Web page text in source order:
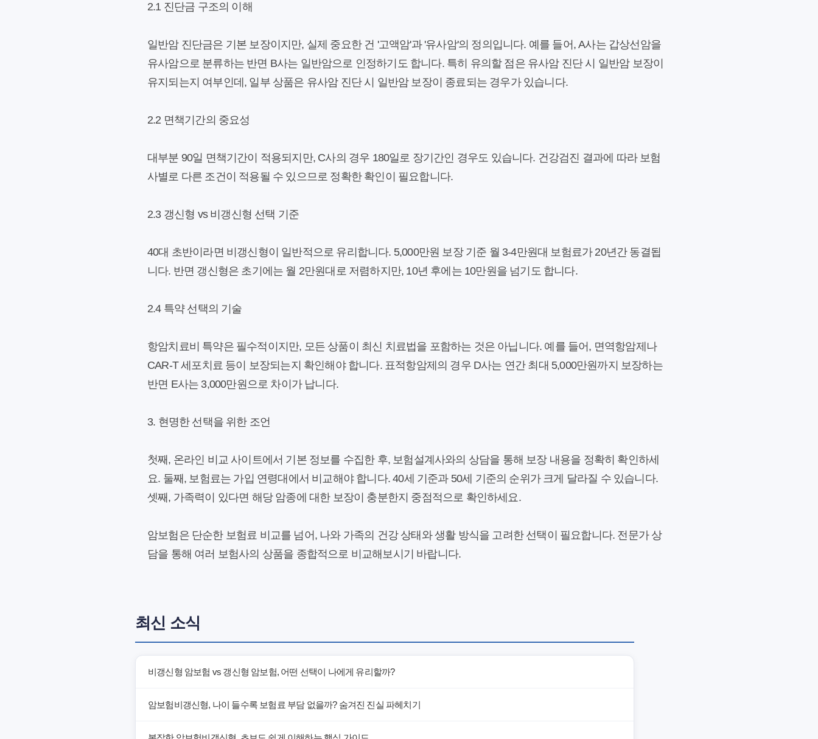
2.1 진단금 구조의 이해
일반암 진단금은 기본 보장이지만, 실제 중요한 건 '고액암'과 '유사암'의 정의입니다. 예를 들어, A사는 갑상선암을
유사암으로 분류하는 반면 B사는 일반암으로 인정하기도 합니다. 특히 유의할 점은 유사암 진단 시 일반암 보장이
유지되는지 여부인데, 일부 상품은 유사암 진단 시 일반암 보장이 종료되는 경우가 있습니다.
2.2 면책기간의 중요성
대부분 90일 면책기간이 적용되지만, C사의 경우 180일로 장기간인 경우도 있습니다. 건강검진 결과에 따라 보험
사별로 다른 조건이 적용될 수 있으므로 정확한 확인이 필요합니다.
2.3 갱신형 vs 비갱신형 선택 기준
40대 초반이라면 비갱신형이 일반적으로 유리합니다. 5,000만원 보장 기준 월 3-4만원대 보험료가 20년간 동결됩
니다. 반면 갱신형은 초기에는 월 2만원대로 저렴하지만, 10년 후에는 10만원을 넘기도 합니다.
2.4 특약 선택의 기술
항암치료비 특약은 필수적이지만, 모든 상품이 최신 치료법을 포함하는 것은 아닙니다. 예를 들어, 면역항암제나
CAR-T 세포치료 등이 보장되는지 확인해야 합니다. 표적항암제의 경우 D사는 연간 최대 5,000만원까지 보장하는
반면 E사는 3,000만원으로 차이가 납니다.
3. 현명한 선택을 위한 조언
첫째, 온라인 비교 사이트에서 기본 정보를 수집한 후, 보험설계사와의 상담을 통해 보장 내용을 정확히 확인하세
요. 둘째, 보험료는 가입 연령대에서 비교해야 합니다. 40세 기준과 50세 기준의 순위가 크게 달라질 수 있습니다.
셋째, 가족력이 있다면 해당 암종에 대한 보장이 충분한지 중점적으로 확인하세요.
암보험은 단순한 보험료 비교를 넘어, 나와 가족의 건강 상태와 생활 방식을 고려한 선택이 필요합니다. 전문가 상
담을 통해 여러 보험사의 상품을 종합적으로 비교해보시기 바랍니다.
최신 소식
비갱신형 암보험 vs 갱신형 암보험, 어떤 선택이 나에게 유리할까?
암보험비갱신형, 나이 들수록 보험료 부담 없을까? 숨겨진 진실 파헤치기